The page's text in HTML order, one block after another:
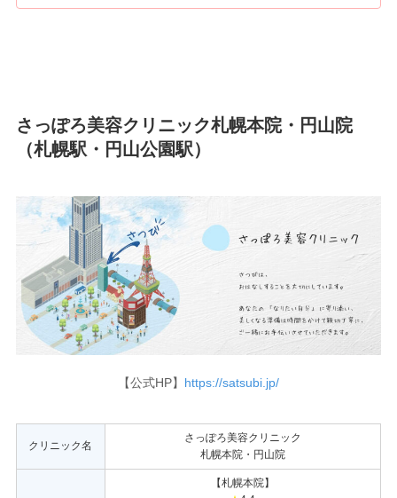
さっぽろ美容クリニック札幌本院・円山院
（札幌駅・円山公園駅）
【公式HP】 https://satsubi.jp/
クリニック名
さっぽろ美容クリニック
札幌本院・円山院
【札幌本院】